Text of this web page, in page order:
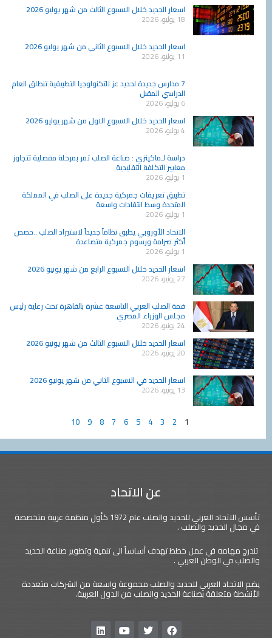
اسعار الحديد خلال الاسبوع الثالث من شهر يوليو 2026
18 يوليو، 2026
اسعار الحديد خلال الاسبوع الثاني من شهر يوليو 2026
11 يوليو، 2026
7 مدارس جديدة لحديد عز للتكنولوجيا التطبيقية تنطلق العام
الدراسي المقبل
اسعار الحديد خلال الاسبوع الاول من شهر يوليو 2026
دراسة لـماكينزي : صناعة الصلب تمر بمرحلة مفصلية تتجاوز
معايير التكلفة التقليدية
تطبيق تعريفات جمركية جديدة على الصلب في المملكة
المتحدة وسط انتقادات واسعة
الاتحاد الأوروبي يطبق نظاماً جديداً لاستيراد الصلب ..حصص
أكثر صرامة ورسوم جمركية متصاعدة
اسعار الحديد خلال الاسبوع الرابع من شهر يونيو 2026
27 يونيو، 2026
قمة الصلب العربي التاسعة عشرة بالقاهرة تحت رعاية رئيس
مجلس الوزراء المصري
24 يونيو، 2026
اسعار الحديد خلال الاسبوع الثالث من شهر يونيو 2026
20 يونيو، 2026
اسعار الحديد في الاسبوع الثاني من شهر يونيو 2026
13 يونيو، 2026
10
عن الاتحاد
تأسس الاتحاد العربي للحديد والصلب عام 1972 كأول منظمة عربية متخصصة
في مجال الحديد والصلب .
تندرج مهامه في عمل خطط تهدف أساساً الى تنمية وتطوير صناعة الحديد
والصلب في الوطن العربي .
يضم الاتحاد العربي للحديد والصلب مجموعة واسعة من الشركات متعددة
الأنشطة متعلقة بصناعة الحديد والصلب من الدول العربية.
F
T
Y
L